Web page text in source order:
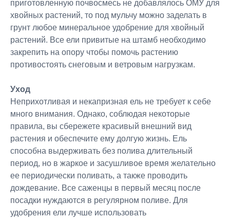
приготовленную почвосмесь не добавлялось ОМУ для
хвойных растений, то под мульчу можно заделать в
грунт любое минеральное удобрение для хвойный
растений. Все ели привитые на штамб необходимо
закрепить на опору чтобы помочь растению
противостоять снеговым и ветровым нагрузкам.
Уход
Неприхотливая и некапризная ель не требует к себе
много внимания. Однако, соблюдая некоторые
правила, вы сбережете красивый внешний вид
растения и обеспечите ему долгую жизнь. Ель
способна выдерживать без полива длительный
период, но в жаркое и засушливое время желательно
ее периодически поливать, а также проводить
дождевание. Все саженцы в первый месяц после
посадки нуждаются в регулярном поливе. Для
удобрения ели лучше использовать